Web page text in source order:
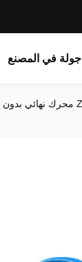
جولة في المصنع